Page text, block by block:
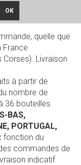
OK
quelle que
France
Livraison
à partir de
nombre de
36 bouteilles
BAS,
PORTUGAL,
fonction du
commandes de
indicatif